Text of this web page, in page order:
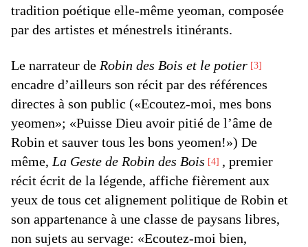
tradition poétique elle-même yeoman, composée
par des artistes et ménestrels itinérants.
Le narrateur de Robin des Bois et le potier 3
encadre d’ailleurs son récit par des références
directes à son public («Ecoutez-moi, mes bons
yeomen»; «Puisse Dieu avoir pitié de l’âme de
Robin et sauver tous les bons yeomen!») De
même, La Geste de Robin des Bois 4
, premier
récit écrit de la légende, affiche fièrement aux
yeux de tous cet alignement politique de Robin et
son appartenance à une classe de paysans libres,
non sujets au servage: «Ecoutez-moi bien,